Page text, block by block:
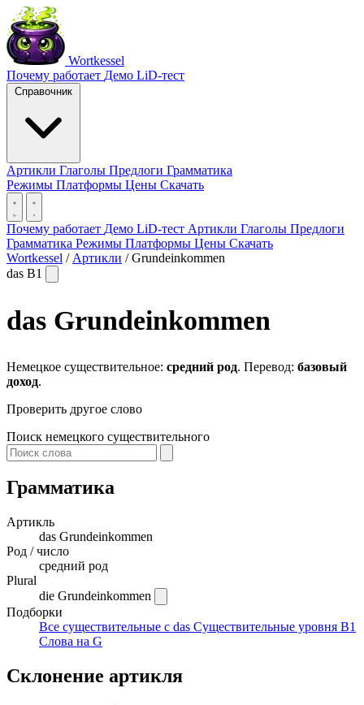
Wortkessel
Почему работает Демо LiD-тест
Справочник
Артикли Глаголы Предлоги Грамматика
Режимы Платформы Цены Скачать
Почему работает Демо LiD-тест Артикли Глаголы Предлоги
Грамматика Режимы Платформы Цены Скачать
Wortkessel / Артикли / Grundeinkommen
das B1
das Grundeinkommen
Немецкое существительное: средний род. Перевод: базовый
доход.
Проверить другое слово
Поиск немецкого существительного
Грамматика
Артикль
das Grundeinkommen
Род / число
средний род
Plural
die Grundeinkommen
Подборки
Все существительные с das Существительные уровня B1
Слова на G
Склонение артикля